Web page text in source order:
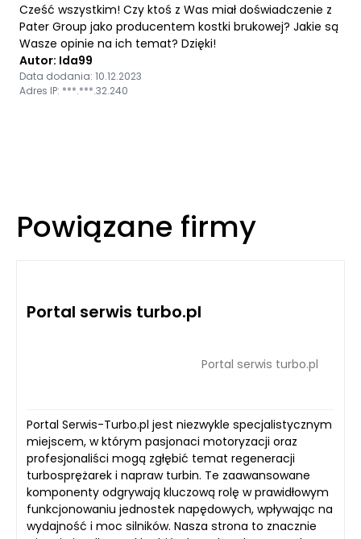
Cześć wszystkim! Czy ktoś z Was miał doświadczenie z
Pater Group jako producentem kostki brukowej? Jakie są
Wasze opinie na ich temat? Dzięki!
Autor: Ida99
Data dodania: 10.12.2023
Adres IP: ***.***.32.240
Powiązane firmy
Portal serwis turbo.pl
Portal serwis turbo.pl
Portal Serwis-Turbo.pl jest niezwykle specjalistycznym
miejscem, w którym pasjonaci motoryzacji oraz
profesjonaliści mogą zgłębić temat regeneracji
turbosprężarek i napraw turbin. Te zaawansowane
komponenty odgrywają kluczową rolę w prawidłowym
funkcjonowaniu jednostek napędowych, wpływając na
wydajność i moc silników. Nasza strona to znacznie